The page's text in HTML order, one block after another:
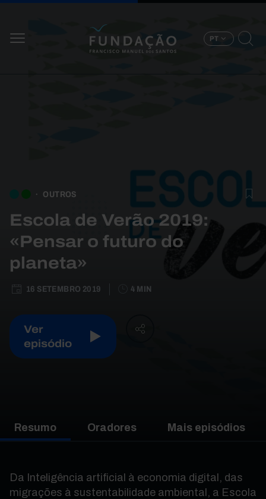
PT
OUTROS
Escola de Verão 2019:
«Pensar o futuro do
planeta»
16 SETEMBRO 2019 4 MIN
Ver
episódio
Resumo Oradores Mais episódios
Da Inteligência artificial à economia digital, das
migrações à sustentabilidade ambiental, a Escola